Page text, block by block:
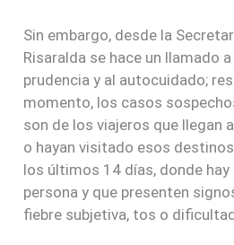
Sin embargo, desde la
Risaralda se hace un llamado
prudencia y al autocuidado;
momento, los casos
son de los viajeros que llegan
o hayan visitado esos
los últimos 14 días, donde
persona y que presenten
fiebre subjetiva, tos o